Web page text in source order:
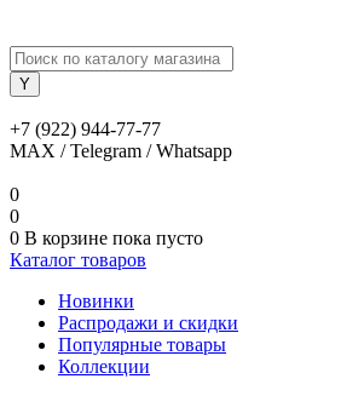
+7 (922) 944-77-77
MAX / Telegram / Whatsapp
0
0
0 В корзине пока пусто
Каталог товаров
Новинки
Распродажи и скидки
Популярные товары
Коллекции